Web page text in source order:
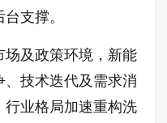
支撑。
场及政策环境，新能
技术迭代及需求消
业格局加速重构洗